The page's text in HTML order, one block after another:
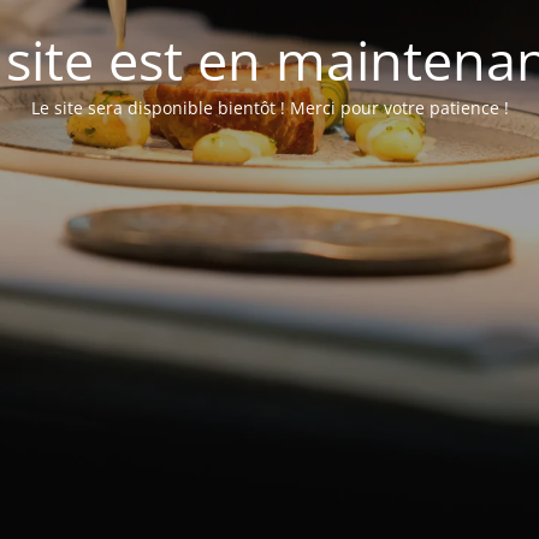
est en
Le site sera disponible bientôt ! Merci pour votre patience !